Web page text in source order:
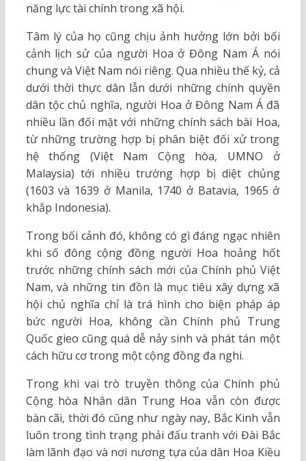
năng lực tài chính trong xã hội.
Tâm lý của họ cũng chịu ảnh hưởng lớn bởi bối
cảnh lịch sử của người Hoa ở Đông Nam Á nói
chung và Việt Nam nói riêng. Qua nhiều thế kỷ, cả
dưới thời thực dân lẫn dưới những chính quyền
dân tộc chủ nghĩa, người Hoa ở Đông Nam Á đã
nhiều lần đối mặt với những chính sách bài Hoa,
từ những trường hợp bị phân biệt đối xử trong
hệ thống (Việt Nam Cộng hòa, UMNO ở
Malaysia) tới nhiều trường hợp bị diệt chủng
(1603 và 1639 ở Manila, 1740 ở Batavia, 1965 ở
khắp Indonesia).
Trong bối cảnh đó, không có gì đáng ngạc nhiên
khi số đông cộng đồng người Hoa hoảng hốt
trước những chính sách mới của Chính phủ Việt
Nam, và những tin đồn là mục tiêu xây dựng xã
hội chủ nghĩa chỉ là trá hình cho biện pháp áp
bức người Hoa, không cần Chính phủ Trung
Quốc gieo cũng quá dễ nảy sinh và phát tán một
cách hữu cơ trong một cộng đồng đa nghi.
Trong khi vai trò truyền thông của Chính phủ
Cộng hòa Nhân dân Trung Hoa vẫn còn được
bàn cãi, thời đó cũng như ngày nay, Bắc Kinh vẫn
luôn trong tình trạng phải đấu tranh với Đài Bắc
làm lãnh đạo và nơi nương tựa của dân Hoa Kiều